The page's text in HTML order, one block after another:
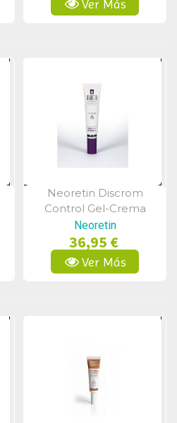
Ver Más
Vista Rápida
Neoretin Discrom
Control Gel-Crema
Despigmentante Spf50,
40 Ml
Neoretin
36,95 €
Ver Más